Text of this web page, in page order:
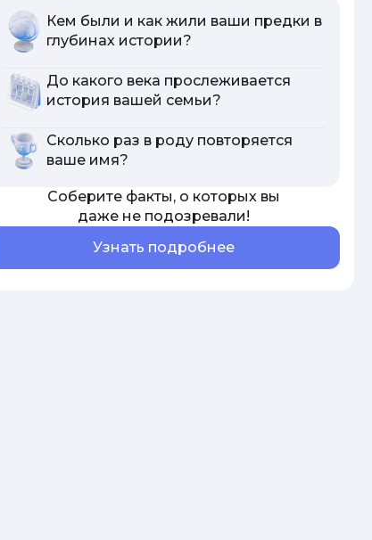
Кем были и как жили ваши предки в
глубинах истории?
До какого века прослеживается
история вашей семьи?
Сколько раз в роду повторяется
ваше имя?
Соберите факты, о которых вы
даже не подозревали!
Узнать подробнее